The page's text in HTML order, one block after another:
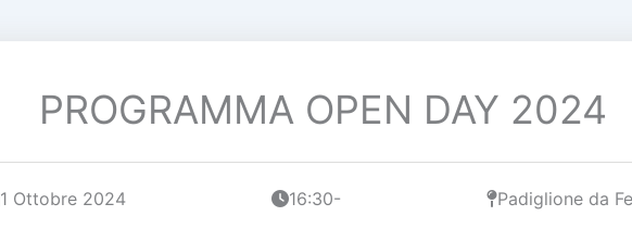
PROGRAMMA OPEN DAY 2024
1 Ottobre 2024 16:30- Padiglione da